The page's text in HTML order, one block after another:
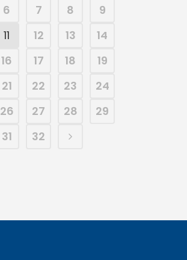
6 7 8
9
11 12 13
14
16 17 18
19
21 22 23
24
26 27 28
29
31 32